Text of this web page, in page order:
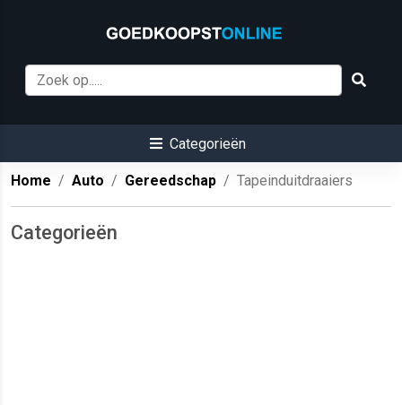
Categorieën
Home Auto Gereedschap Tapeinduitdraaiers
Categorieën